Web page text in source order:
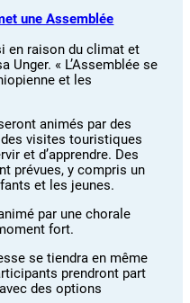
une Assemblée
en raison du climat et
Unger. « L’Assemblée se
et les
animés par des
visites touristiques
et d’apprendre. Des
prévues, y compris un
et les jeunes.
par une chorale
fort.
se tiendra en même
prendront part
des options